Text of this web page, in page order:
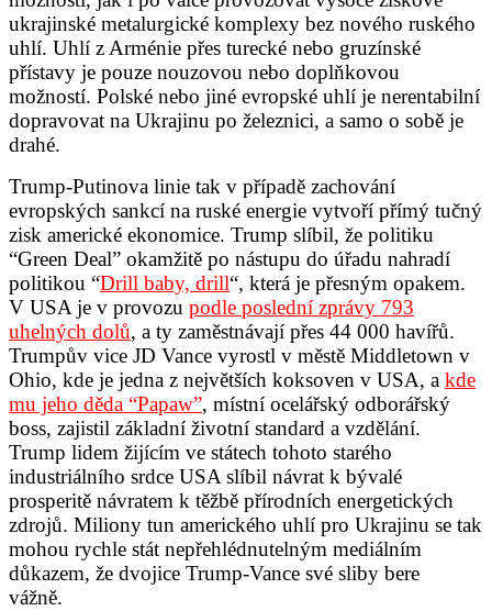
ukrajinské metalurgické komplexy bez nového ruského
uhlí. Uhlí z Arménie přes turecké nebo gruzínské
přístavy je pouze nouzovou nebo doplňkovou
možností. Polské nebo jiné evropské uhlí je nerentabilní
dopravovat na Ukrajinu po železnici, a samo o sobě je
drahé.
Trump-Putinova linie tak v případě zachování
evropských sankcí na ruské energie vytvoří přímý tučný
zisk americké ekonomice. Trump slíbil, že politiku
“Green Deal” okamžitě po nástupu do úřadu nahradí
politikou “Drill baby, drill“, která je přesným opakem.
V USA je v provozu podle poslední zprávy 793
uhelných dolů, a ty zaměstnávají přes 44 000 havířů.
Trumpův vice JD Vance vyrostl v městě Middletown v
Ohio, kde je jedna z největších koksoven v USA, a kde
mu jeho děda “Papaw”, místní ocelářský odborářský
boss, zajistil základní životní standard a vzdělání.
Trump lidem žijícím ve státech tohoto starého
industriálního srdce USA slíbil návrat k bývalé
prosperitě návratem k těžbě přírodních energetických
zdrojů. Miliony tun amerického uhlí pro Ukrajinu se tak
mohou rychle stát nepřehlédnutelným mediálním
důkazem, že dvojice Trump-Vance své sliby bere
vážně.